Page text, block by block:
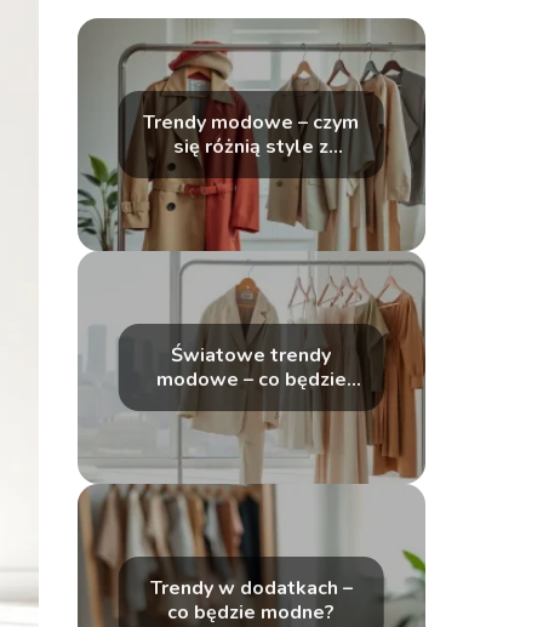
Trendy modowe – czym
się różnią style z
kolejnych lat?
Światowe trendy
modowe – co będzie
Trendy w dodatkach –
co będzie modne?